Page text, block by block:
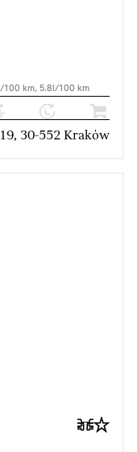
100 km, 5.8l/100 km
30-552 Kraków